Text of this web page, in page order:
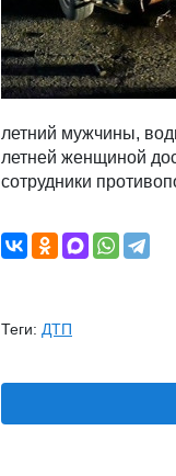
летний мужчины,
летней женщиной
сотрудники
Теги: ДТП